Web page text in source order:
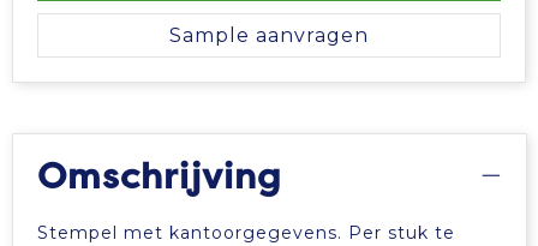
Gehoorbescherming
Reistassen
Reistassensets
Sample aanvragen
Omschrijving
Stempel met kantoorgegevens. Per stuk te